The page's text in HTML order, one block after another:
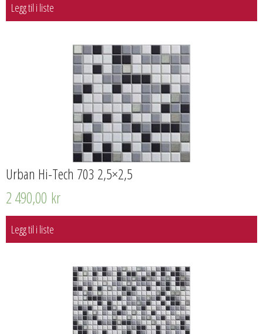
Legg til i liste
Urban Hi-Tech 703 2,5×2,5
2 490,00 kr
Legg til i liste